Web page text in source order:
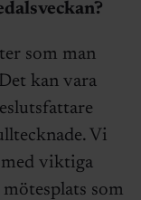
som man
kan vara
Vi
med viktiga
som